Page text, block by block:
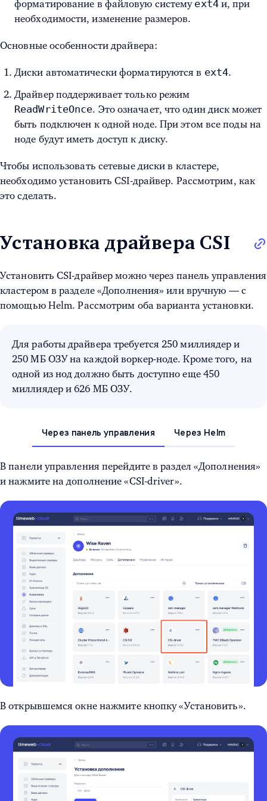
форматирование в файловую систему ext4и, при
необходимости, изменение размеров.
Основные особенности драйвера:
Диски автоматически форматируются в ext4.
Драйвер поддерживает только режим
ReadWriteOnce. Это означает, что один диск может
быть подключен к одной ноде. При этом все поды на
ноде будут иметь доступ к диску.
Чтобы использовать сетевые диски в кластере,
необходимо установить CSI-драйвер. Рассмотрим, как
это сделать.
Установка драйвера CSI
Установить CSI-драйвер можно через панель управления
кластером в разделе «Дополнения» или вручную — с
помощью Helm. Рассмотрим оба варианта установки.
Для работы драйвера требуется 250 миллиядер и
250 МБ ОЗУ на каждой воркер-ноде. Кроме того, на
одной из нод должно быть доступно еще 450
миллиядер и 626 МБ ОЗУ.
Через панель управления Через Helm
В панели управления перейдите в раздел «Дополнения»
и нажмите на дополнение «CSI-driver».
В открывшемся окне нажмите кнопку «Установить».